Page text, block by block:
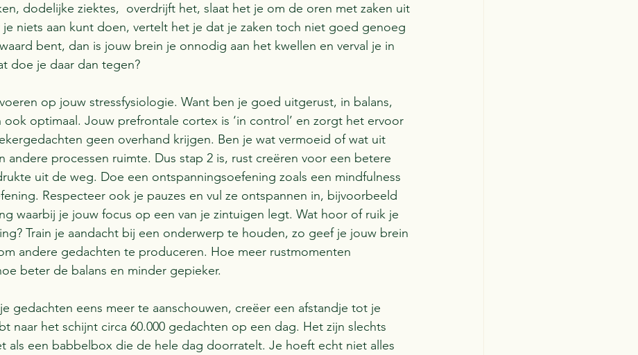
dodelijke ziektes,  overdrijft het, slaat het je om de oren met zaken uit
je niets aan kunt doen, vertelt het je dat je zaken toch niet goed genoeg
bent, dan is jouw brein je onnodig aan het kwellen en verval je in
doe je daar dan tegen?
op jouw stressfysiologie. Want ben je goed uitgerust, in balans,
optimaal. Jouw prefrontale cortex is ‘in control’ en zorgt het ervoor
geen overhand krijgen. Ben je wat vermoeid of wat uit
andere processen ruimte. Dus stap 2 is, rust creëren voor een betere
uit de weg. Doe een ontspanningsoefening zoals een mindfulness
Respecteer ook je pauzes en vul ze ontspannen in, bijvoorbeeld
waarbij je jouw focus op een van je zintuigen legt. Wat hoor of ruik je
Train je aandacht bij een onderwerp te houden, zo geef je jouw brein
andere gedachten te produceren. Hoe meer rustmomenten
beter de balans en minder gepieker.
gedachten eens meer te aanschouwen, creëer een afstandje tot je
naar het schijnt circa 60.000 gedachten op een dag. Het zijn slechts
als een babbelbox die de hele dag doorratelt. Je hoeft echt niet alles